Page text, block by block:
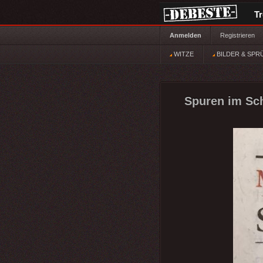
Anmelden Registrieren
WITZE BILDER &
Spuren im